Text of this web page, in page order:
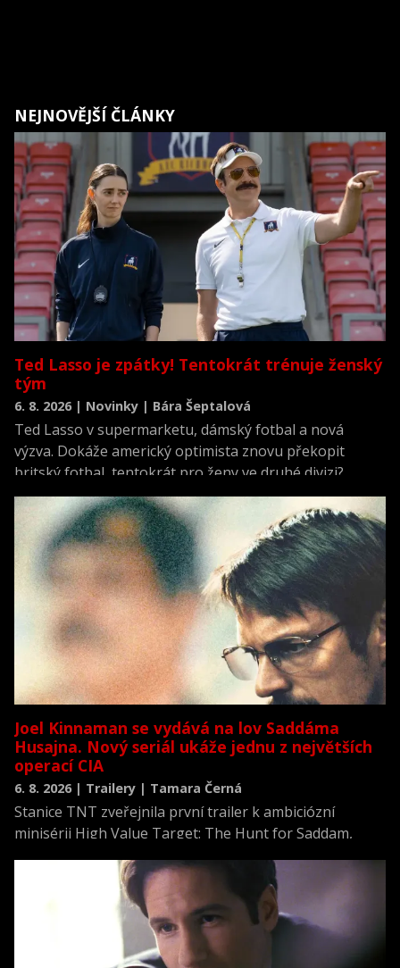
NEJNOVĚJŠÍ ČLÁNKY
Ted Lasso je zpátky! Tentokrát trénuje ženský
tým
6. 8. 2026 | Novinky | Bára Šeptalová
Ted Lasso v supermarketu, dámský fotbal a nová
výzva. Dokáže americký optimista znovu překopit
britský fotbal, tentokrát pro ženy ve druhé divizi?
Joel Kinnaman se vydává na lov Saddáma
Husajna. Nový seriál ukáže jednu z největších
operací CIA
6. 8. 2026 | Trailery | Tamara Černá
Stanice TNT zveřejnila první trailer k ambiciózní
minisérii High Value Target: The Hunt for Saddam,
novodobých dějin.